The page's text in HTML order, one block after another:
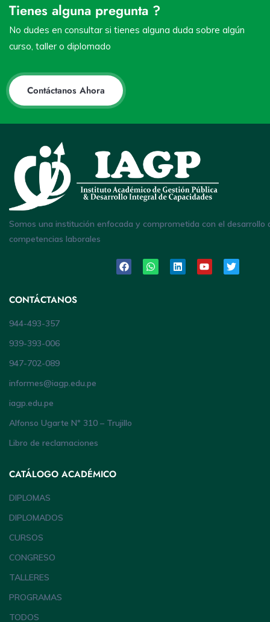
Tienes alguna pregunta ?
No dudes en consultar si tienes alguna duda sobre algún
curso, taller o diplomado
Contáctanos Ahora
Somos una institución enfocada y comprometida con el desarrollo
competencias laborales
CONTÁCTANOS
944-493-357
939-393-006
947-702-089
informes@iagp.edu.pe
iagp.edu.pe
Alfonso Ugarte Nº 310 – Trujillo
Libro de reclamaciones
CATÁLOGO ACADÉMICO
DIPLOMAS
DIPLOMADOS
CURSOS
CONGRESO
TALLERES
PROGRAMAS
TODOS